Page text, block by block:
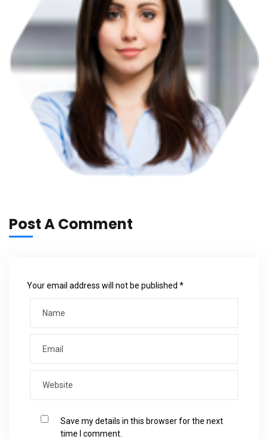
Post A Comment
Your email address will not be published *
Save my details in this browser for the next
time I comment.